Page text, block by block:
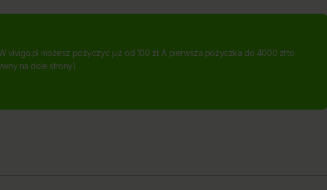
vivigo.pl możesz pożyczyć już od 100 zł. A pierwsza pożyczka do 4000 zł to
na dole strony)